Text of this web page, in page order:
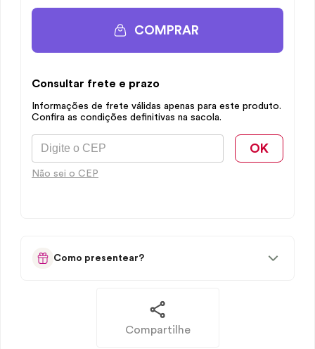
COMPRAR
Consultar frete e prazo
Informações de frete válidas apenas para este produto.
Confira as condições definitivas na sacola.
OK
Não sei o CEP
Como presentear?
Compartilhe